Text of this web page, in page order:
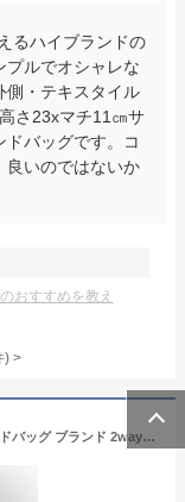
るハイブランドの
プルでオシャレな
側・テキスタイル
さ23xマチ11㎝サ
バッグです。コ
良いのではないか
おすすめを教え
) >
トリーバーチ バッグ ショルダーバック ハンドバッグ ブランド 2way レディース ミニバッグ 黒 Tory Burch